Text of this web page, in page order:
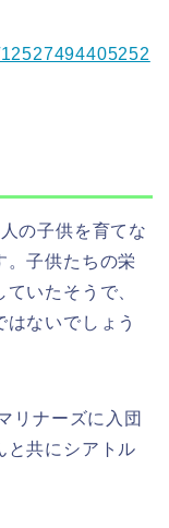
の子供を育てな
。子供たちの栄
いたそうで、
ないでしょう
リナーズに入団
と共にシアトル